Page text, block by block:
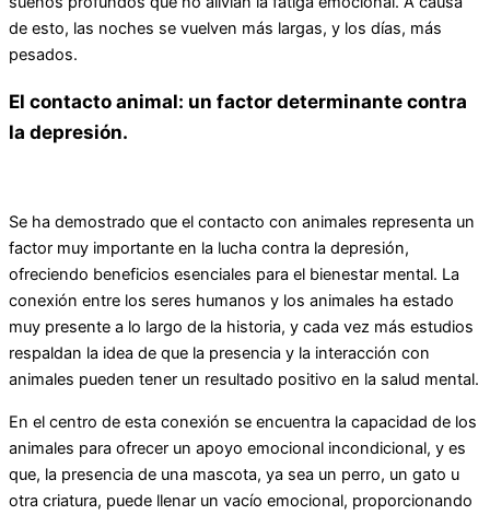
de esto, las noches se vuelven más largas, y los días, más
pesados.
El contacto animal: un factor determinante contra
la depresión.
Se ha demostrado que el contacto con animales representa un
factor muy importante en la lucha contra la depresión,
ofreciendo beneficios esenciales para el bienestar mental. La
conexión entre los seres humanos y los animales ha estado
muy presente a lo largo de la historia, y cada vez más estudios
respaldan la idea de que la presencia y la interacción con
animales pueden tener un resultado positivo en la salud mental.
En el centro de esta conexión se encuentra la capacidad de los
animales para ofrecer un apoyo emocional incondicional, y es
que, la presencia de una mascota, ya sea un perro, un gato u
otra criatura, puede llenar un vacío emocional, proporcionando